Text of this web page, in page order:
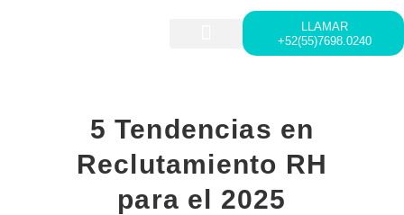
LLAMAR
+52(55)7698.0240
5 Tendencias en
Reclutamiento RH
para el 2025